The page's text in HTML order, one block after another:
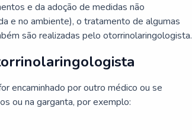
e da adoção de medidas não
e no ambiente), o tratamento de algumas
são realizadas pelo otorrinolaringologista.
encaminhado por outro médico ou se
ou na garganta, por exemplo: